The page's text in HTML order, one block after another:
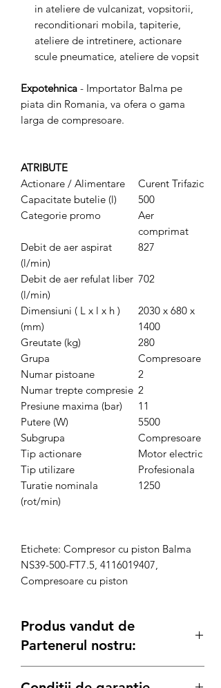
in ateliere de vulcanizat, vopsitorii,
reconditionari mobila, tapiterie,
ateliere de intretinere, actionare
scule pneumatice, ateliere de vopsit
Expotehnica - Importator Balma pe
piata din Romania, va ofera o gama
larga de compresoare.
ATRIBUTE
Actionare / Alimentare
Curent Trifazic
Capacitate butelie (l)
500
Categorie promo
Aer
comprimat
Debit de aer aspirat
(l/min)
827
Debit de aer refulat liber
(l/min)
702
Dimensiuni ( L x l x h )
(mm)
2030 x 680 x
1400
Greutate (kg)
280
Grupa
Compresoare
Numar pistoane
2
Numar trepte compresie 2
Presiune maxima (bar)
11
Putere (W)
5500
Subgrupa
Compresoare
Tip actionare
Motor electric
Tip utilizare
Profesionala
Turatie nominala
(rot/min)
1250
Etichete: Compresor cu piston Balma
NS39-500-FT7.5, 4116019407,
Compresoare cu piston
Produs vandut de
Partenerul nostru: